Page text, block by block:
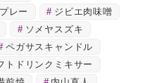
レー
ジビエ肉味噌
ソメヤスズキ
ペガサスキャンドル
トドリンクミキサー